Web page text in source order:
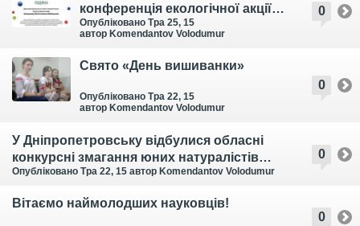
0
конференція екологічної акції
«Зробимо Україну чистою!-2015»
— «Let’s Do It, Uraine!»
Опубліковано Тра 25, 15
автор Komendantov Volodumur
0
Свято «День вишиванки»
Опубліковано Тра 22, 15
автор Komendantov Volodumur
0
У Дніпропетровську відбулися обласні
конкурсні змагання юних натуралістів
„Знаю, вмію, дію – 2015”
Опубліковано Тра 22, 15 автор Komendantov Volodumur
0
Вітаємо наймолодших науковців!